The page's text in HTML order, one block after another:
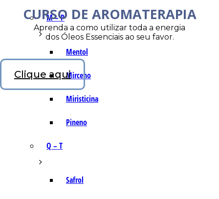
M – P
Mentol
Mirceno
Miristicina
Pineno
Q – T
Safrol
CURSO DE AROMATERAPIA
Aprenda a como utilizar toda a energia
dos Óleos Essenciais ao seu favor.
Clique aqui